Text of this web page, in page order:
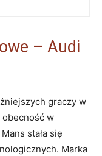
– Audi
graczy w
obecność w
stała się
Marka